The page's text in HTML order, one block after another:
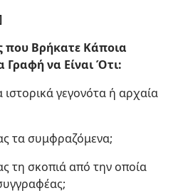
Βρήκατε Κάποια
Γραφή να Είναι Ότι:
ιστορικά γεγονότα ή αρχαία
τα συμφραζόμενα;
τη σκοπιά από την οποία